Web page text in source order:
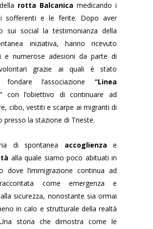
rotta Balcanica medicando i
sofferenti e le ferite. Dopo aver
sui social la testimonianza della
iniziativa, hanno ricevuto
e numerose adesioni da parte di
grazie ai quali è stato
fondare l’associazione “Linea
con l’obiettivo di continuare ad
cibo, vestiti e scarpe ai migranti di
presso la stazione di Trieste.
di spontanea accoglienza e
alla quale siamo poco abituati in
dove l’immigrazione continua ad
come emergenza e
sicurezza, nonostante sia ormai
in calo e strutturale della realtà
storia che dimostra come le